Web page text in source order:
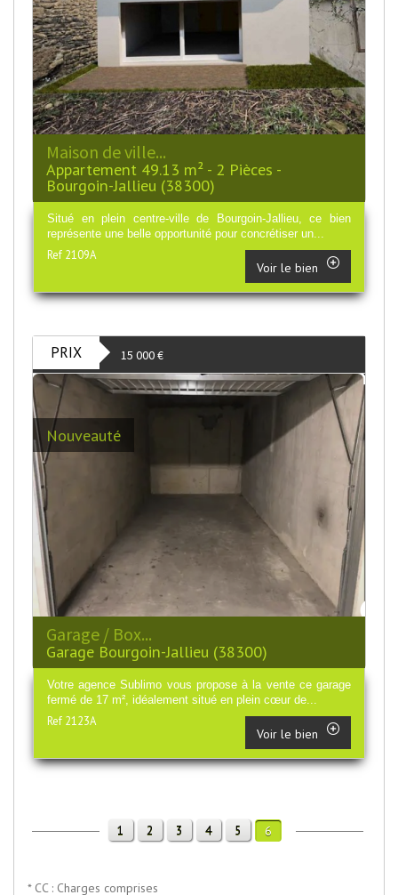
Maison de ville...
Appartement 49.13 m² - 2 Pièces -
Bourgoin-Jallieu (38300)
Situé en plein centre-ville de Bourgoin-Jallieu, ce bien
représente une belle opportunité pour concrétiser un...
Ref 2109A
Voir le bien
PRIX 15 000€
Nouveauté
Garage / Box...
Garage Bourgoin-Jallieu (38300)
Votre agence Sublimo vous propose à la vente ce garage
fermé de 17 m², idéalement situé en plein cœur de...
Ref 2123A
Voir le bien
1 2 3 4 5 6
* CC : Charges comprises